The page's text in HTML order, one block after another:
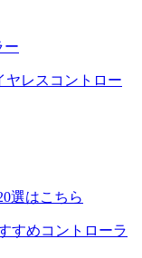
ー
ヤレスコントロー
選はこちら
すめコントローラ